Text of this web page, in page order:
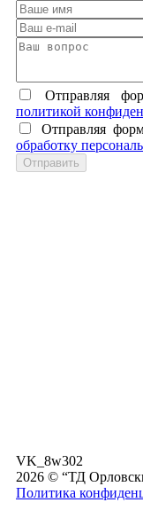
Отправляя
политикой
Отправляя
обработку
VK_8w302
2026 © “ТД
Политика